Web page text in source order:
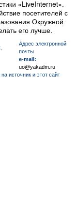
«LiveInternet».
посетителей с
Окружной
его лучше.
Aдрес электронной
почты
e-mail:
uo@yakadm.ru
источник и этот сайт